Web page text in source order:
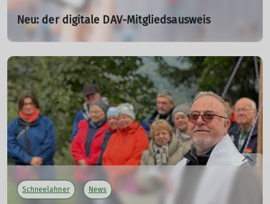
Neu: der digitale DAV-Mitgliedsausweis
01.03.2026
Dein DAV-Mitgliedsausweis ist jetzt auch in digitaler
Form verfügbar. Damit hast du als DAV-Mitglied alle
wichtigen Infos immer auf deinem Smartphone dabei.
mehr erfahren
Schneelahner News